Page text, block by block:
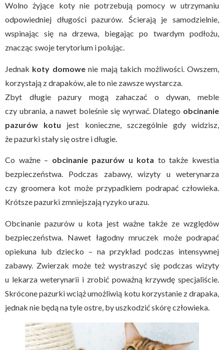
Wolno żyjące koty nie potrzebują pomocy w utrzymaniu
odpowiedniej długości pazurów. Ścierają je samodzielnie,
wspinając się na drzewa, biegając po twardym podłożu,
znacząc swoje terytorium i polując.
Jednak koty domowenie mają takich możliwości. Owszem,
korzystają z drapaków, ale to nie zawsze wystarcza.
Zbyt długie pazury mogą zahaczać o dywan, meble
czy ubrania, a nawet boleśnie się wyrwać. Dlatego obcinanie
pazurów kotu jest konieczne, szczególnie gdy widzisz,
że pazurki stały się ostre i długie.
Co ważne – obcinanie pazurów u kota to także kwestia
bezpieczeństwa. Podczas zabawy, wizyty u weterynarza
czy groomera kot może przypadkiem podrapać człowieka.
Krótsze pazurki zmniejszają ryzyko urazu.
Obcinanie pazurów u kota jest ważne także ze względów
bezpieczeństwa. Nawet łagodny mruczek może podrapać
opiekuna lub dziecko – na przykład podczas intensywnej
zabawy. Zwierzak może też wystraszyć się podczas wizyty
u lekarza weterynarii i zrobić poważną krzywdę specjaliście.
Skrócone pazurki wciąż umożliwią kotu korzystanie z drapaka,
jednak nie będą na tyle ostre, by uszkodzić skórę człowieka.